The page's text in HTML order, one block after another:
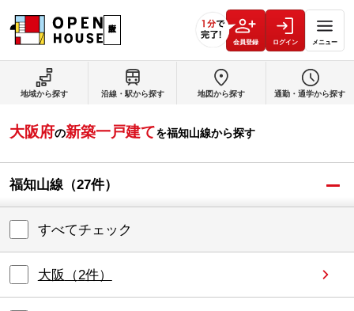
会員登録 ログイン メニュー
地域から探す 沿線・駅から探す 地図から探す 通勤・通学から探す
大阪府の新築一戸建てを福知山線から探す
福知山線（27件）
すべてチェック
大阪 （2件）